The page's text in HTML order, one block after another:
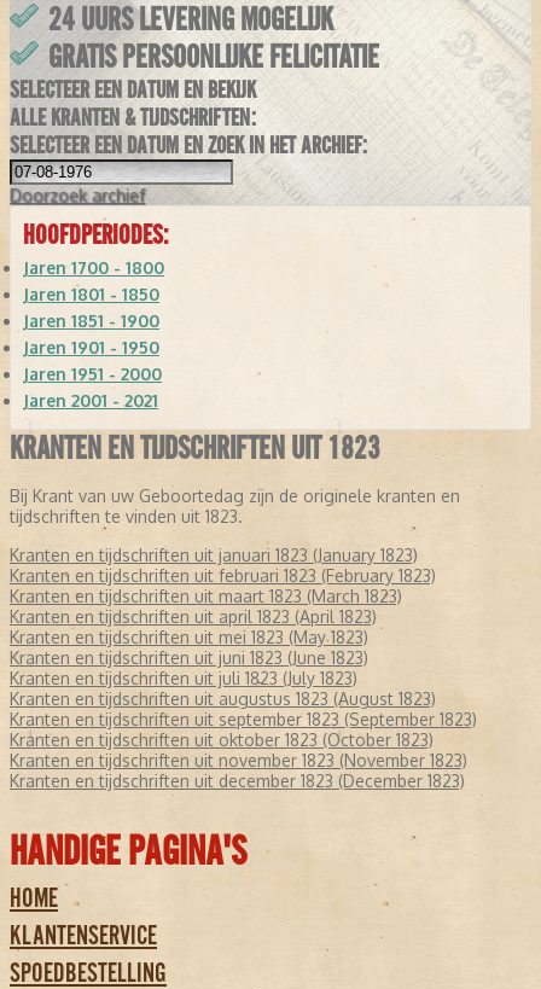
24 UURS LEVERING MOGELIJK
GRATIS PERSOONLIJKE FELICITATIE
SELECTEER EEN DATUM EN BEKIJK
ALLE KRANTEN & TIJDSCHRIFTEN:
SELECTEER EEN DATUM EN ZOEK IN HET ARCHIEF:
Doorzoek archief
HOOFDPERIODES:
Jaren 1700 - 1800
Jaren 1801 - 1850
Jaren 1851 - 1900
Jaren 1901 - 1950
Jaren 1951 - 2000
Jaren 2001 - 2021
KRANTEN EN TIJDSCHRIFTEN UIT 1823
Bij Krant van uw Geboortedag zijn de originele kranten en
tijdschriften te vinden uit 1823.
Kranten en tijdschriften uit januari 1823 (January 1823)
Kranten en tijdschriften uit februari 1823 (February 1823)
Kranten en tijdschriften uit maart 1823 (March 1823)
Kranten en tijdschriften uit april 1823 (April 1823)
Kranten en tijdschriften uit mei 1823 (May 1823)
Kranten en tijdschriften uit juni 1823 (June 1823)
Kranten en tijdschriften uit juli 1823 (July 1823)
Kranten en tijdschriften uit augustus 1823 (August 1823)
Kranten en tijdschriften uit september 1823 (September 1823)
Kranten en tijdschriften uit oktober 1823 (October 1823)
Kranten en tijdschriften uit november 1823 (November 1823)
Kranten en tijdschriften uit december 1823 (December 1823)
HANDIGE PAGINA'S
HOME
KLANTENSERVICE
SPOEDBESTELLING